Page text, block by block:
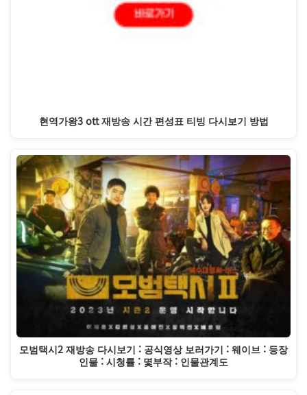
현역가왕3 ott 재방송 시간 편성표 티빙 다시보기 방법
모범택시2 재방송 다시보기 : 공식영상 보러가기 : 웨이브 : 등장
인물 : 시청률 : 몇부작 : 인물관계도